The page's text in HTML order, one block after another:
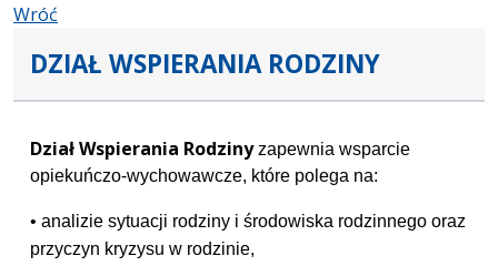
Wróć
DZIAŁ WSPIERANIA RODZINY
Dział Wspierania Rodzinyzapewnia wsparcie
opiekuńczo-wychowawcze, które polega na:
• analizie sytuacji rodziny i środowiska rodzinnego oraz
przyczyn kryzysu w rodzinie,